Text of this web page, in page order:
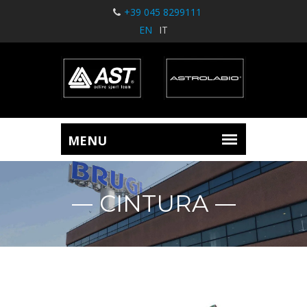
+39 045 8299111
EN
IT
CINTURA